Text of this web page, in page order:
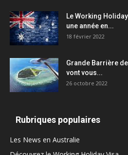
Le Working
une année en...
18 février 2022
Grande Barrière
vont vous...
26 octobre 2022
Rubriques populaires
Les News en Australie